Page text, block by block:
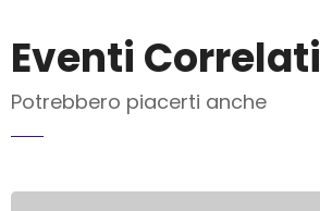
Eventi Correlati
Potrebbero piacerti anche